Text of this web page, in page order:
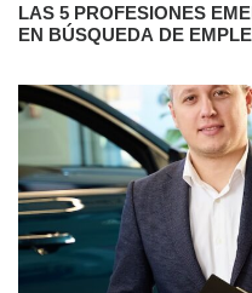
LAS 5 PROFESIONES
EN BÚSQUEDA DE